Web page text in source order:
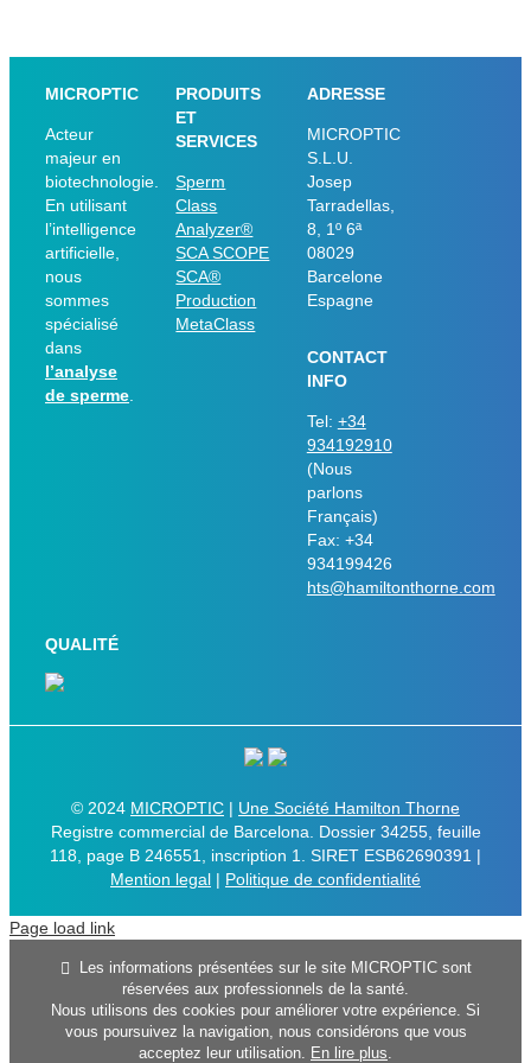
MICROPTIC
Acteur
majeur en
biotechnologie.
En utilisant
l’intelligence
artificielle,
nous
sommes
spécialisé
dans
l’analyse
de sperme.
PRODUITS
ET
SERVICES
Sperm
Class
Analyzer®
SCA SCOPE
SCA®
Production
MetaClass
ADRESSE
MICROPTIC
S.L.U.
Josep
Tarradellas,
8, 1º 6ª
08029
Barcelone
Espagne
CONTACT
INFO
Tel: +34
934192910
(Nous
parlons
Français)
Fax: +34
934199426
hts@hamiltonthorne.com
QUALITÉ
© 2024 MICROPTIC | Une Société Hamilton Thorne
Registre commercial de Barcelona. Dossier 34255, feuille
118, page B 246551, inscription 1. SIRET ESB62690391 |
Mention legal | Politique de confidentialité
Page load link
Les informations présentées sur le site MICROPTIC sont
réservées aux professionnels de la santé.
Nous utilisons des cookies pour améliorer votre expérience. Si
vous poursuivez la navigation, nous considérons que vous
acceptez leur utilisation. En lire plus.